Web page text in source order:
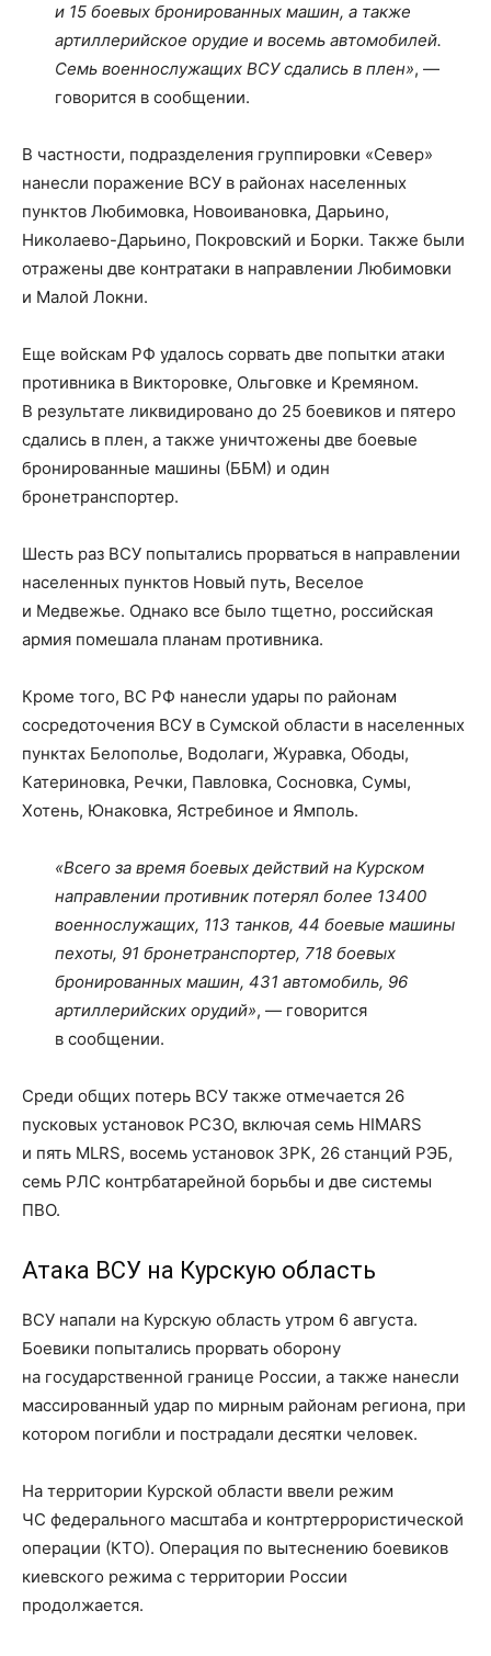
и 15 боевых бронированных машин, а также
артиллерийское орудие и восемь автомобилей.
Семь военнослужащих ВСУ сдались в плен», —
говорится в сообщении.
В частности, подразделения группировки «Север»
нанесли поражение ВСУ в районах населенных
пунктов Любимовка, Новоивановка, Дарьино,
Николаево-Дарьино, Покровский и Борки. Также были
отражены две контратаки в направлении Любимовки
и Малой Локни.
Еще войскам РФ удалось сорвать две попытки атаки
противника в Викторовке, Ольговке и Кремяном.
В результате ликвидировано до 25 боевиков и пятеро
сдались в плен, а также уничтожены две боевые
бронированные машины (ББМ) и один
бронетранспортер.
Шесть раз ВСУ попытались прорваться в направлении
населенных пунктов Новый путь, Веселое
и Медвежье. Однако все было тщетно, российская
армия помешала планам противника.
Кроме того, ВС РФ нанесли удары по районам
сосредоточения ВСУ в Сумской области в населенных
пунктах Белополье, Водолаги, Журавка, Ободы,
Катериновка, Речки, Павловка, Сосновка, Сумы,
Хотень, Юнаковка, Ястребиное и Ямполь.
«Всего за время боевых действий на Курском
направлении противник потерял более 13400
военнослужащих, 113 танков, 44 боевые машины
пехоты, 91 бронетранспортер, 718 боевых
бронированных машин, 431 автомобиль, 96
артиллерийских орудий», — говорится
в сообщении.
Среди общих потерь ВСУ также отмечается 26
пусковых установок РСЗО, включая семь HIMARS
и пять MLRS, восемь установок ЗРК, 26 станций РЭБ,
семь РЛС контрбатарейной борьбы и две системы
ПВО.
Атака ВСУ на Курскую область
ВСУ напали на Курскую область утром 6 августа.
Боевики попытались прорвать оборону
на государственной границе России, а также нанесли
массированный удар по мирным районам региона, при
котором погибли и пострадали десятки человек.
На территории Курской области ввели режим
ЧС федерального масштаба и контртеррористической
операции (КТО). Операция по вытеснению боевиков
киевского режима с территории России
продолжается.